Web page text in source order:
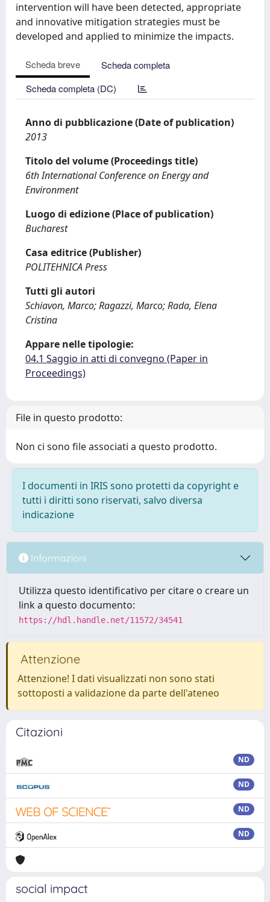
intervention will have been detected, appropriate
and innovative mitigation strategies must be
developed and applied to minimize the impacts.
Scheda breve
Scheda completa
Scheda completa (DC)
Anno di pubblicazione (Date of publication)
2013
Titolo del volume (Proceedings title)
6th International Conference on Energy and
Environment
Luogo di edizione (Place of publication)
Bucharest
Casa editrice (Publisher)
POLITEHNICA Press
Tutti gli autori
Schiavon, Marco; Ragazzi, Marco; Rada, Elena
Cristina
Appare nelle tipologie:
04.1 Saggio in atti di convegno (Paper in
Proceedings)
File in questo prodotto:
Non ci sono file associati a questo prodotto.
I documenti in IRIS sono protetti da copyright e
tutti i diritti sono riservati, salvo diversa
indicazione
Informazioni
Utilizza questo identificativo per citare o creare un
link a questo documento:
https://hdl.handle.net/11572/34541
Attenzione
Attenzione! I dati visualizzati non sono stati
sottoposti a validazione da parte dell'ateneo
Citazioni
ND
ND
ND
ND
social impact